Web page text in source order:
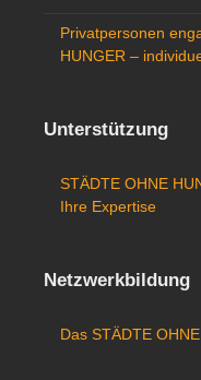
Privatpersonen
HUNGER –
Unterstützung
STÄDTE OHNE
Ihre Expertise
Netzwerkbildung
Das STÄDTE